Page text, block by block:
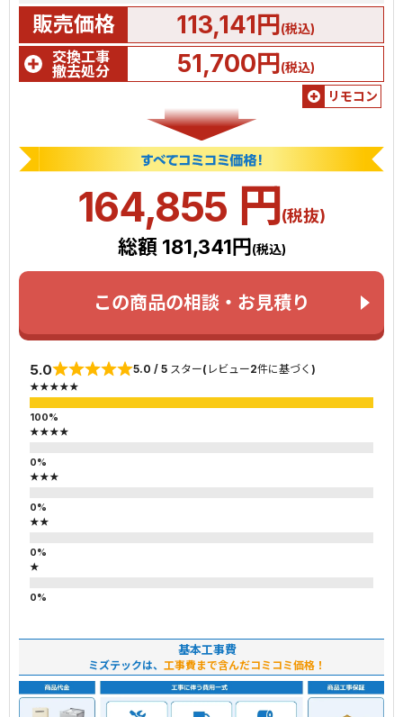
販売価格 113,141円(税込)
交換工事
撤去処分
51,700円(税込)
リモコン
164,855 円(税抜)
総額 181,341円 (税込)
この商品の相談・お見積り
5.0 5.0 / 5 スター(レビュー2件に基づく)
★★★★★
★★★★
★★★
★★
★
基本工事費
ミズテックは、 工事費まで含んだコミコミ価格！